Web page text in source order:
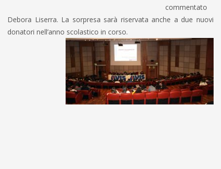
commentato
Debora Liserra. La sorpresa sarà riservata anche a due nuovi
donatori nell’anno scolastico in corso.